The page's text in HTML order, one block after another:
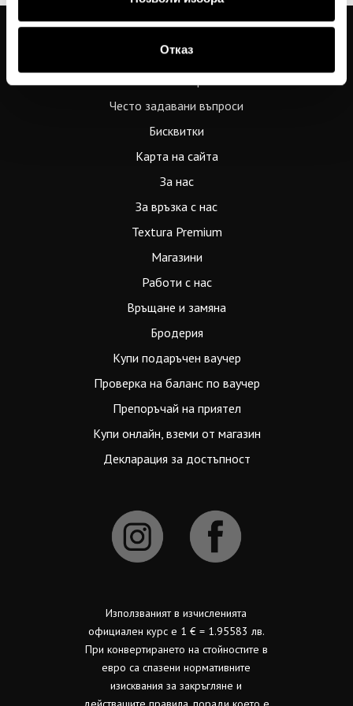
Отказ
Общи условия
Често задавани въпроси
Бисквитки
Карта на сайта
За нас
За връзка с нас
Textura Premium
Магазини
Работи с нас
Връщане и замяна
Бродерия
Купи подаръчен ваучер
Проверка на баланс по ваучер
Препоръчай на приятел
Купи онлайн, вземи от магазин
Декларация за достъпност
Използваният в изчисленията
официален курс е 1 € = 1.95583 лв.
При конвертирането на стойностите в
евро са спазени нормативните
изисквания за закръгляне и